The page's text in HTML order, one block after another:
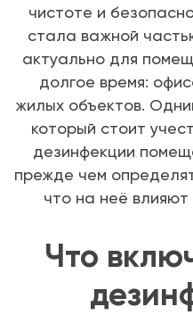
чистоте и
стала важной
актуально для
долгое время:
жилых объектов.
который стоит
дезинфекции
прежде чем
что на неё
Что